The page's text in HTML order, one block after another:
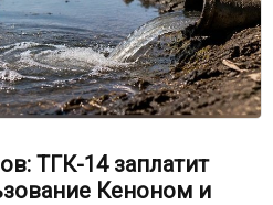
ТГК-14 заплатит
Кеноном и